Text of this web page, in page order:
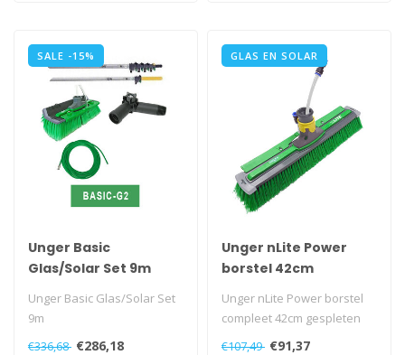
SALE -15%
Unger Basic
Glas/Solar Set 9m
Unger Basic Glas/Solar Set
9m
€336,68 €286,18
GLAS EN SOLAR
Unger nLite Power
borstel 42cm
Unger nLite Power borstel
compleet 42cm gespleten
€107,49 €91,37